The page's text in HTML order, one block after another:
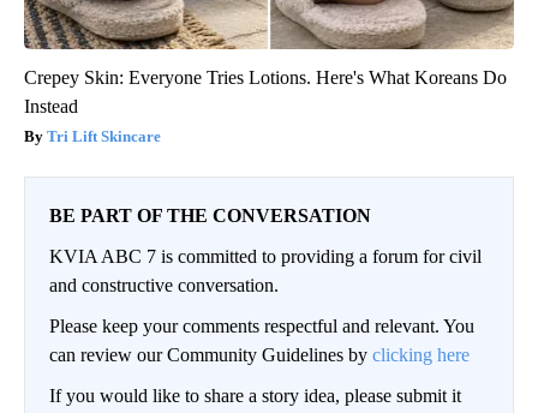
Crepey Skin: Everyone Tries Lotions. Here's What Koreans Do
Instead
Tri Lift Skincare
BE PART OF THE CONVERSATION
KVIA ABC 7 is committed to providing a forum for civil
and constructive conversation.
Please keep your comments respectful and relevant. You
can review our Community Guidelines by clicking here
If you would like to share a story idea, please submit it